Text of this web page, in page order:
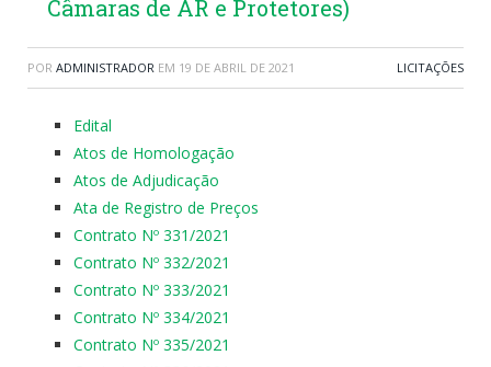
Câmaras de AR e Protetores)
POR ADMINISTRADOR EM 19 DE ABRIL DE 2021 LICITAÇÕES
Edital
Atos de Homologação
Atos de Adjudicação
Ata de Registro de Preços
Contrato Nº 331/2021
Contrato Nº 332/2021
Contrato Nº 333/2021
Contrato Nº 334/2021
Contrato Nº 335/2021